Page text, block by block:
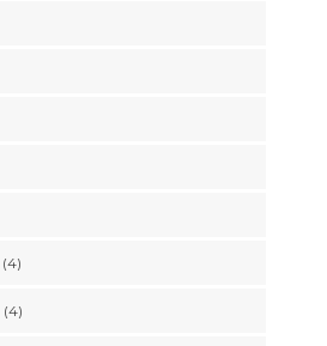
(4)
(4)